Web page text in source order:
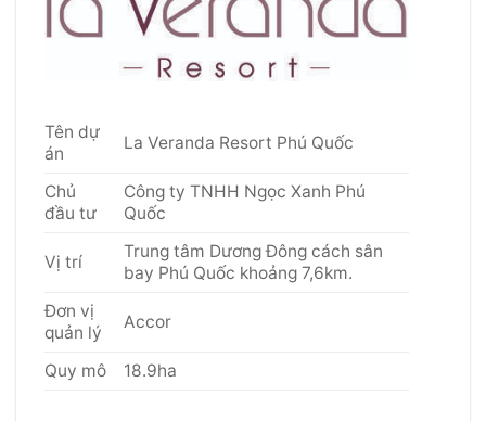
Tên dự
án
La Veranda Resort Phú Quốc
Chủ
đầu tư
Công ty TNHH Ngọc Xanh Phú
Quốc
Vị trí
Trung tâm Dương Đông cách sân
bay Phú Quốc khoảng 7,6km.
Đơn vị
quản lý
Accor
Quy mô 18.9ha